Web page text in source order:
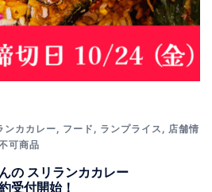
ンカカレー, フード, ランプライス, 店舗情
可商品
の スリランカカレー
受付開始！